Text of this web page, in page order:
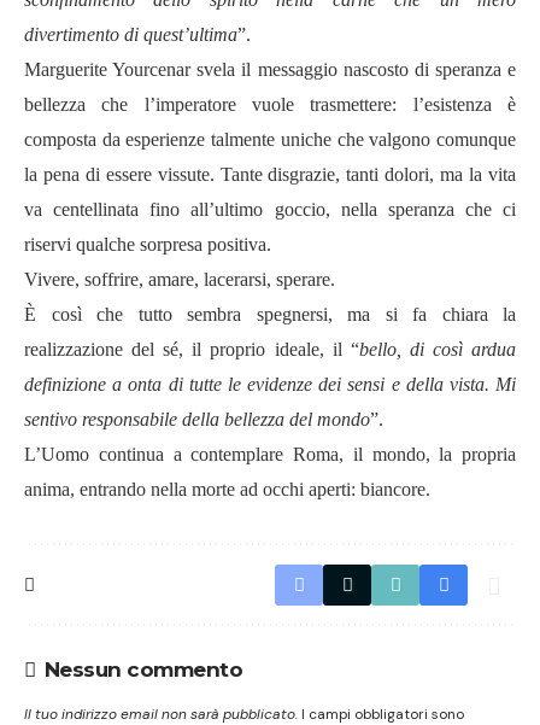
divertimento di quest’ultima”.
Marguerite Yourcenar svela il messaggio nascosto di speranza e
bellezza che l’imperatore vuole trasmettere: l’esistenza è
composta da esperienze talmente uniche che valgono comunque
la pena di essere vissute. Tante disgrazie, tanti dolori, ma la vita
va centellinata fino all’ultimo goccio, nella speranza che ci
riservi qualche sorpresa positiva.
Vivere, soffrire, amare, lacerarsi, sperare.
È così che tutto sembra spegnersi, ma si fa chiara la
realizzazione del sé, il proprio ideale, il “bello, di così ardua
definizione a onta di tutte le evidenze dei sensi e della vista. Mi
sentivo responsabile della bellezza del mondo”.
L’Uomo continua a contemplare Roma, il mondo, la propria
anima, entrando nella morte ad occhi aperti: biancore.
Nessun commento
Il tuo indirizzo email non sarà pubblicato. I campi obbligatori sono